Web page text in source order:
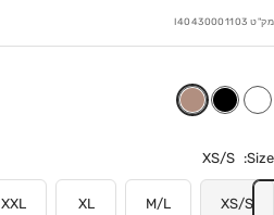
מבצע
מק"ט I40430001103
Size:
XS/S
XS/S
M/L
XL
XXL